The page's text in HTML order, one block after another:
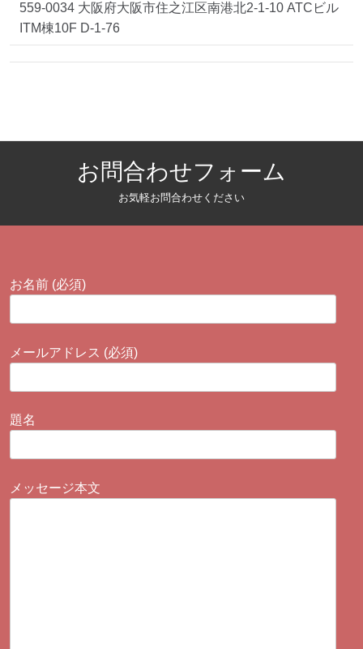
559-0034 大阪府大阪市住之江区南港北2-1-10 ATCビル
ITM棟10F D-1-76
お問合わせフォーム
お気軽お問合わせください
お名前 (必須)
メールアドレス (必須)
題名
メッセージ本文